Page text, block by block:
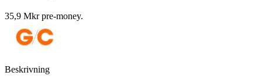
35,9 Mkr pre-money.
Beskrivning